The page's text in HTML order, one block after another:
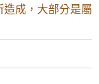
成，大部分是屬